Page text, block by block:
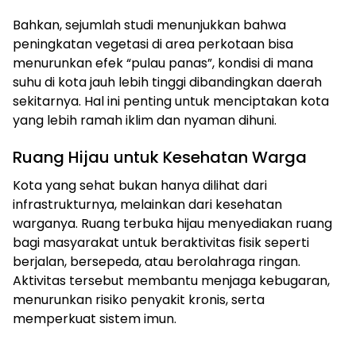
Bahkan, sejumlah studi menunjukkan bahwa
peningkatan vegetasi di area perkotaan bisa
menurunkan efek “pulau panas”, kondisi di mana
suhu di kota jauh lebih tinggi dibandingkan daerah
sekitarnya. Hal ini penting untuk menciptakan kota
yang lebih ramah iklim dan nyaman dihuni.
Ruang Hijau untuk Kesehatan Warga
Kota yang sehat bukan hanya dilihat dari
infrastrukturnya, melainkan dari kesehatan
warganya. Ruang terbuka hijau menyediakan ruang
bagi masyarakat untuk beraktivitas fisik seperti
berjalan, bersepeda, atau berolahraga ringan.
Aktivitas tersebut membantu menjaga kebugaran,
menurunkan risiko penyakit kronis, serta
memperkuat sistem imun.